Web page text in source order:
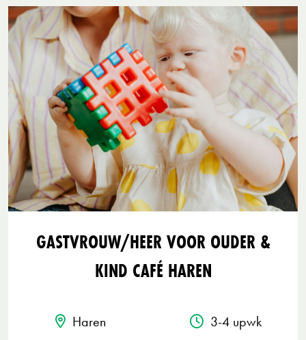
GASTVROUW/HEER VOOR OUDER &
KIND CAFÉ HAREN
Haren 3-4 upwk